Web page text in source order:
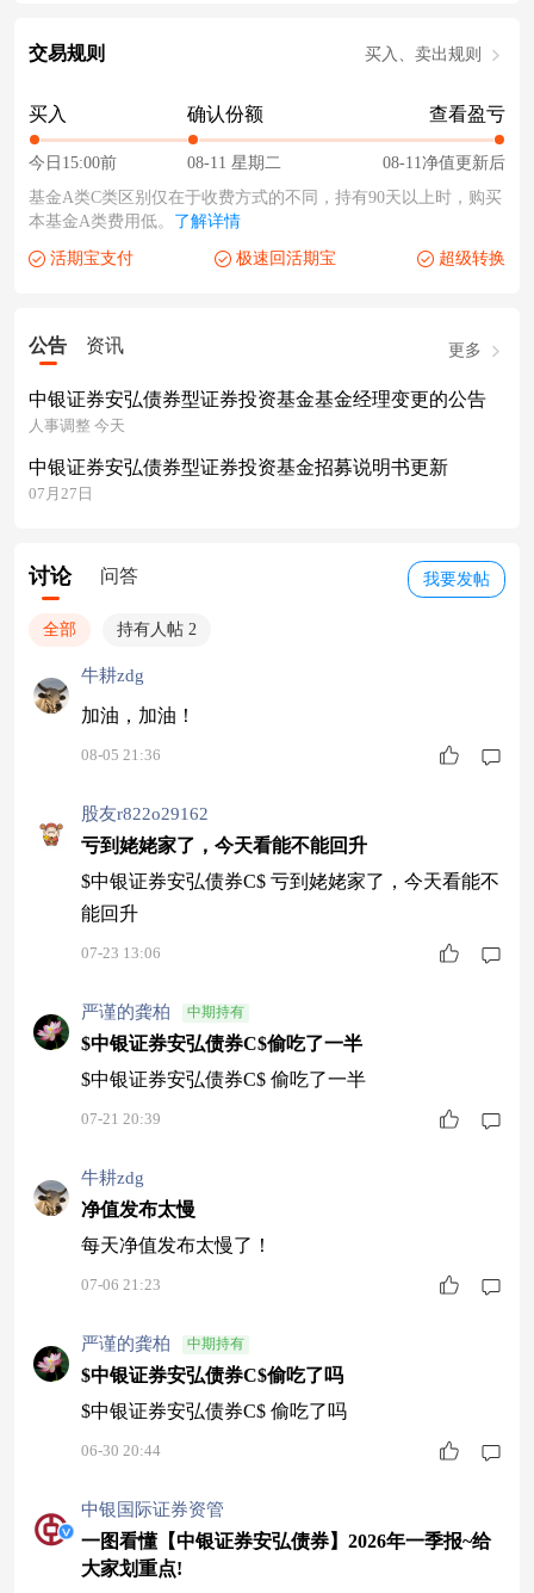
交易规则 买入、卖出规则
买入
今日15:00前
确认份额
08-11 星期二
查看盈亏
08-11净值更新后
基金A类C类区别仅在于收费方式的不同，持有90天以上时，购买
本基金A类费用低。 了解详情
活期宝支付 极速回活期宝 超级转换
公告 资讯 更多
中银证券安弘债券型证券投资基金基金经理变更的公告
人事调整 今天
中银证券安弘债券型证券投资基金招募说明书更新
07月27日
我要发帖
讨论 问答
全部 持有人帖 2
牛耕zdg
加油，加油！
08-05 21:36
股友r822o29162
亏到姥姥家了，今天看能不能回升
$中银证券安弘债券C$ 亏到姥姥家了，今天看能不
能回升
07-23 13:06
严谨的龚柏 中期持有
$中银证券安弘债券C$偷吃了一半
$中银证券安弘债券C$ 偷吃了一半
07-21 20:39
牛耕zdg
净值发布太慢
每天净值发布太慢了！
07-06 21:23
严谨的龚柏 中期持有
$中银证券安弘债券C$偷吃了吗
$中银证券安弘债券C$ 偷吃了吗
06-30 20:44
中银国际证券资管
一图看懂【中银证券安弘债券】2026年一季报~给
大家划重点!